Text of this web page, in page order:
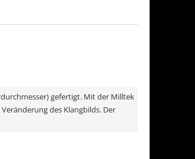
gefertigt. Mit der Milltek
des Klangbilds. Der